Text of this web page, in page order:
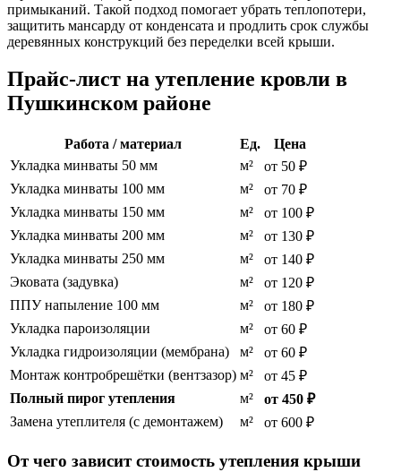
примыканий. Такой подход помогает убрать теплопотери,
защитить мансарду от конденсата и продлить срок службы
деревянных конструкций без переделки всей крыши.
Прайс-лист на утепление кровли в
Пушкинском районе
Работа / материал Ед.
Цена
Укладка минваты 50 мм
м²
от 50 ₽
Укладка минваты 100 мм
м²
от 70 ₽
Укладка минваты 150 мм
м²
от 100 ₽
Укладка минваты 200 мм
м²
от 130 ₽
Укладка минваты 250 мм
м²
от 140 ₽
Эковата (задувка)
м²
от 120 ₽
ППУ напыление 100 мм
м²
от 180 ₽
Укладка пароизоляции
м²
от 60 ₽
Укладка гидроизоляции (мембрана)
м²
от 60 ₽
Монтаж контробрешётки (вентзазор) м²
от 45 ₽
Полный пирог утепления
м²
от 450 ₽
Замена утеплителя (с демонтажем)
м² от 600 ₽
От чего зависит стоимость утепления крыши